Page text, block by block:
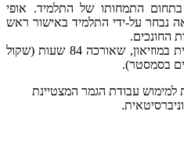
התמחותו של התלמיד. אופי
נבחר על-ידי התלמיד באישור ראש
החונכים.
ביצוע התמחות מעשית במוזיאון, שאורכה 84 שעות (שקול
בסמסטר).
עבודת הגמר המצטיינת